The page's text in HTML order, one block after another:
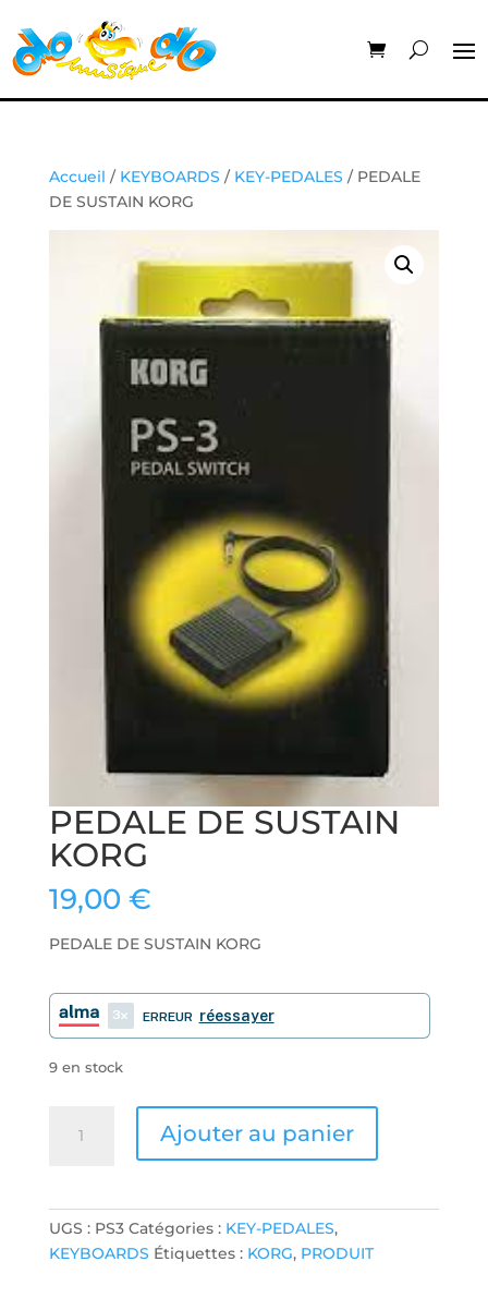
Accueil / KEYBOARDS / KEY-PEDALES / PEDALE
DE SUSTAIN KORG
PEDALE DE SUSTAIN
KORG
19,00 €
PEDALE DE SUSTAIN KORG
3 ERREUR réessayer
9 en stock
Ajouter au panier
UGS : PS3 Catégories : KEY-PEDALES,
KEYBOARDS Étiquettes : KORG, PRODUIT